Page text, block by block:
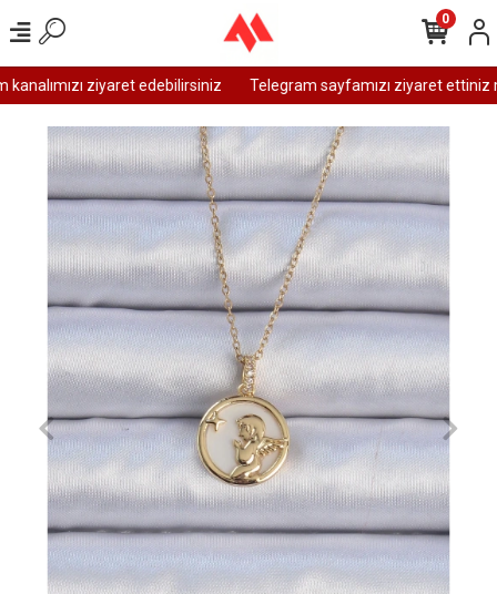
ziyaret edebilirsiniz Telegram sayfamızı ziyaret ettiniz
0